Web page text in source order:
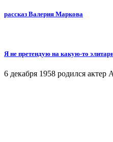
рассказ Валерия Маркова
Я не претендую на какую-то
6 декабря 1958 родился актер